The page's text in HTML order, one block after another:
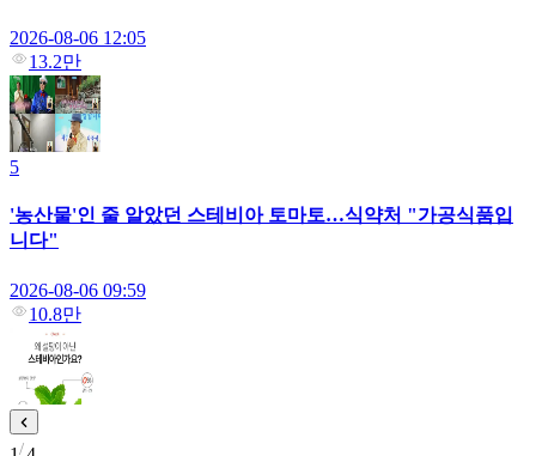
2026-08-06 12:05
13.2만
5
'농산물'인 줄 알았던 스테비아 토마토…식약처 "가공식품입
니다"
2026-08-06 09:59
10.8만